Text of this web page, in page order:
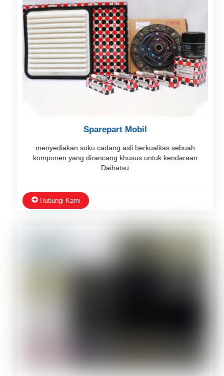
Sparepart Mobil
menyediakan suku cadang asli berkualitas sebuah
komponen yang dirancang khusus untuk kendaraan
Daihatsu
Hubungi Kami